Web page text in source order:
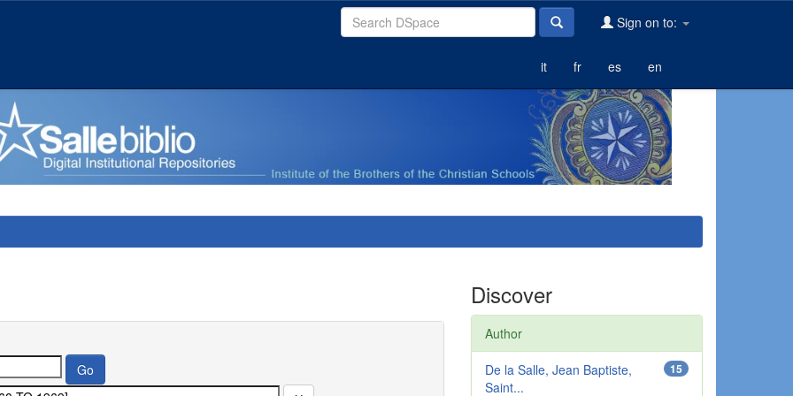
Sign on to:
it fr es en
Discover
Author
15
De la Salle, Jean Baptiste,
Saint...